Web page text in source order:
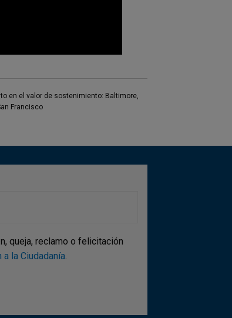
en el valor de sostenimiento: Baltimore,
Francisco
queja, reclamo o felicitación
la Ciudadanía.